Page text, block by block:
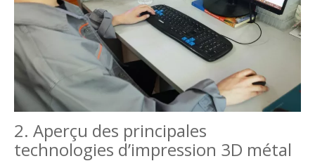
2. Aperçu des principales
technologies d’impression 3D métal